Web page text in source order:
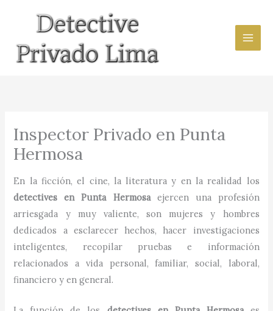
contenido
Inspector Privado en Punta
Hermosa
En la ficción, el cine, la literatura y en la realidad los
detectives en Punta Hermosa ejercen una profesión
arriesgada y muy valiente, son mujeres y hombres
dedicados a esclarecer hechos, hacer investigaciones
inteligentes, recopilar pruebas e información
relacionados a vida personal, familiar, social, laboral,
financiero y en general.